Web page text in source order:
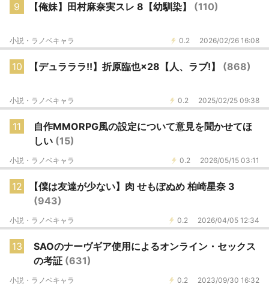
9 【俺妹】田村麻奈実スレ 8【幼馴染】 (110)
0.2 2026/02/26 16:08
小説・ラノベキャラ
10 【デュラララ!!】折原臨也×28【人、ラブ!】 (868)
0.2 2025/02/25 09:38
小説・ラノベキャラ
11
自作MMORPG風の設定について意見を聞かせてほ
しい (15)
0.2 2026/05/15 03:11
小説・ラノベキャラ
12
【僕は友達が少ない】肉 せもぽぬめ 柏崎星奈 3
(943)
0.2 2026/04/05 12:34
小説・ラノベキャラ
13
SAOのナーヴギア使用によるオンライン・セックス
の考証 (631)
0.2 2023/09/30 16:32
小説・ラノベキャラ